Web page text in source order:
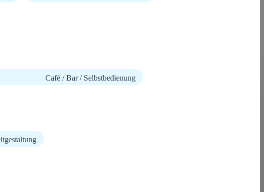
Café / Bar / Selbstbedienung